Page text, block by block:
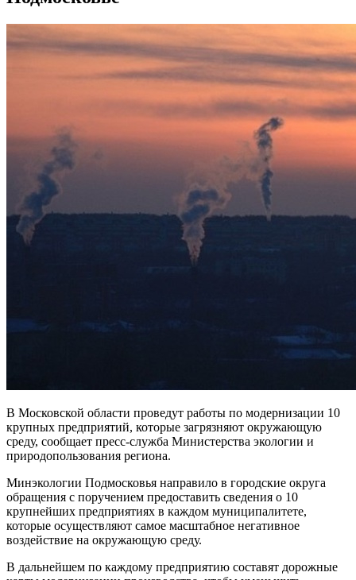
В Московской области проведут работы по модернизации 10
крупных предприятий, которые загрязняют окружающую
среду, сообщает пресс-служба Министерства экологии и
природопользования региона.
Минэкологии Подмосковья направило в городские округа
обращения с поручением предоставить сведения о 10
крупнейших предприятиях в каждом муниципалитете,
которые осуществляют самое масштабное негативное
воздействие на окружающую среду.
В дальнейшем по каждому предприятию составят дорожные